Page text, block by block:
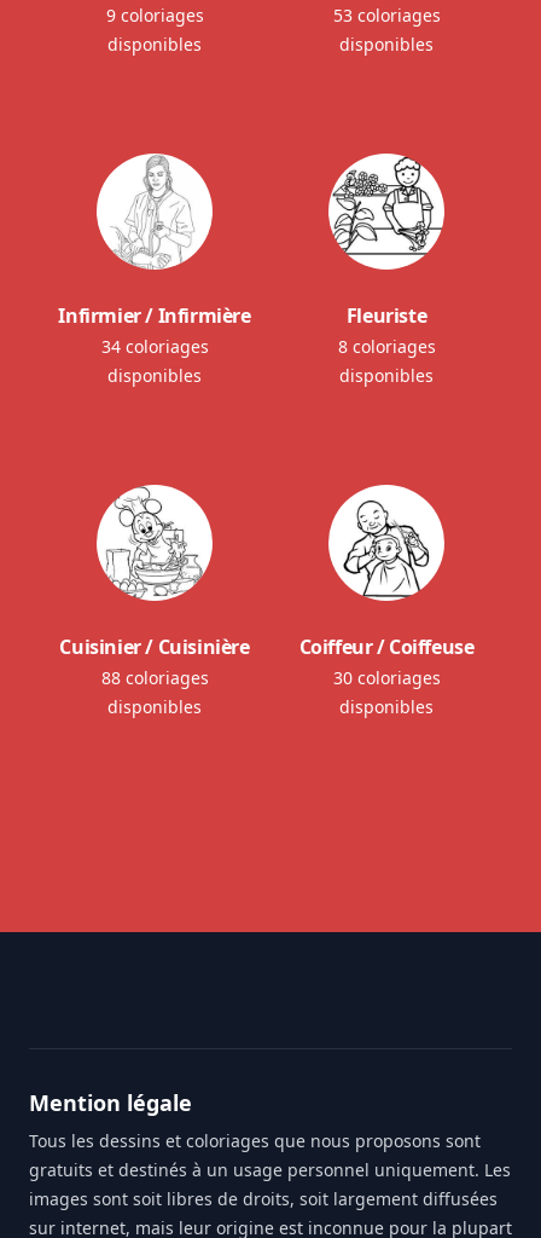
9 coloriages
disponibles
53 coloriages
disponibles
Infirmier / Infirmière
34 coloriages
disponibles
Fleuriste
8 coloriages
disponibles
Cuisinier / Cuisinière
88 coloriages
disponibles
Coiffeur / Coiffeuse
30 coloriages
disponibles
Mention légale
Tous les dessins et coloriages que nous proposons sont
gratuits et destinés à un usage personnel uniquement. Les
images sont soit libres de droits, soit largement diffusées
sur internet, mais leur origine est inconnue pour la plupart